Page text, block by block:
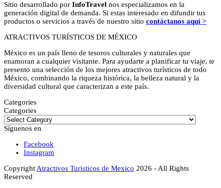
Sitio desarrollado por InfoTravel nos especializamos en la
generación digital de demanda. Si estas interesado en difundir tus
productos o servicios a través de nuestro sitio contáctanos aquí >
ATRACTIVOS TURÍSTICOS DE MÉXICO
México es un país lleno de tesoros culturales y naturales que
enamoran a cualquier visitante. Para ayudarte a planificar tu viaje, te
presento una selección de los mejores atractivos turísticos de todo
México, combinando la riqueza histórica, la belleza natural y la
diversidad cultural que caracterizan a este país.
Categories
Categories
Síguenos en
Facebook
Instagram
CopyrightAtractivos Turisticos de Mexico 2026 - All Rights
Reserved